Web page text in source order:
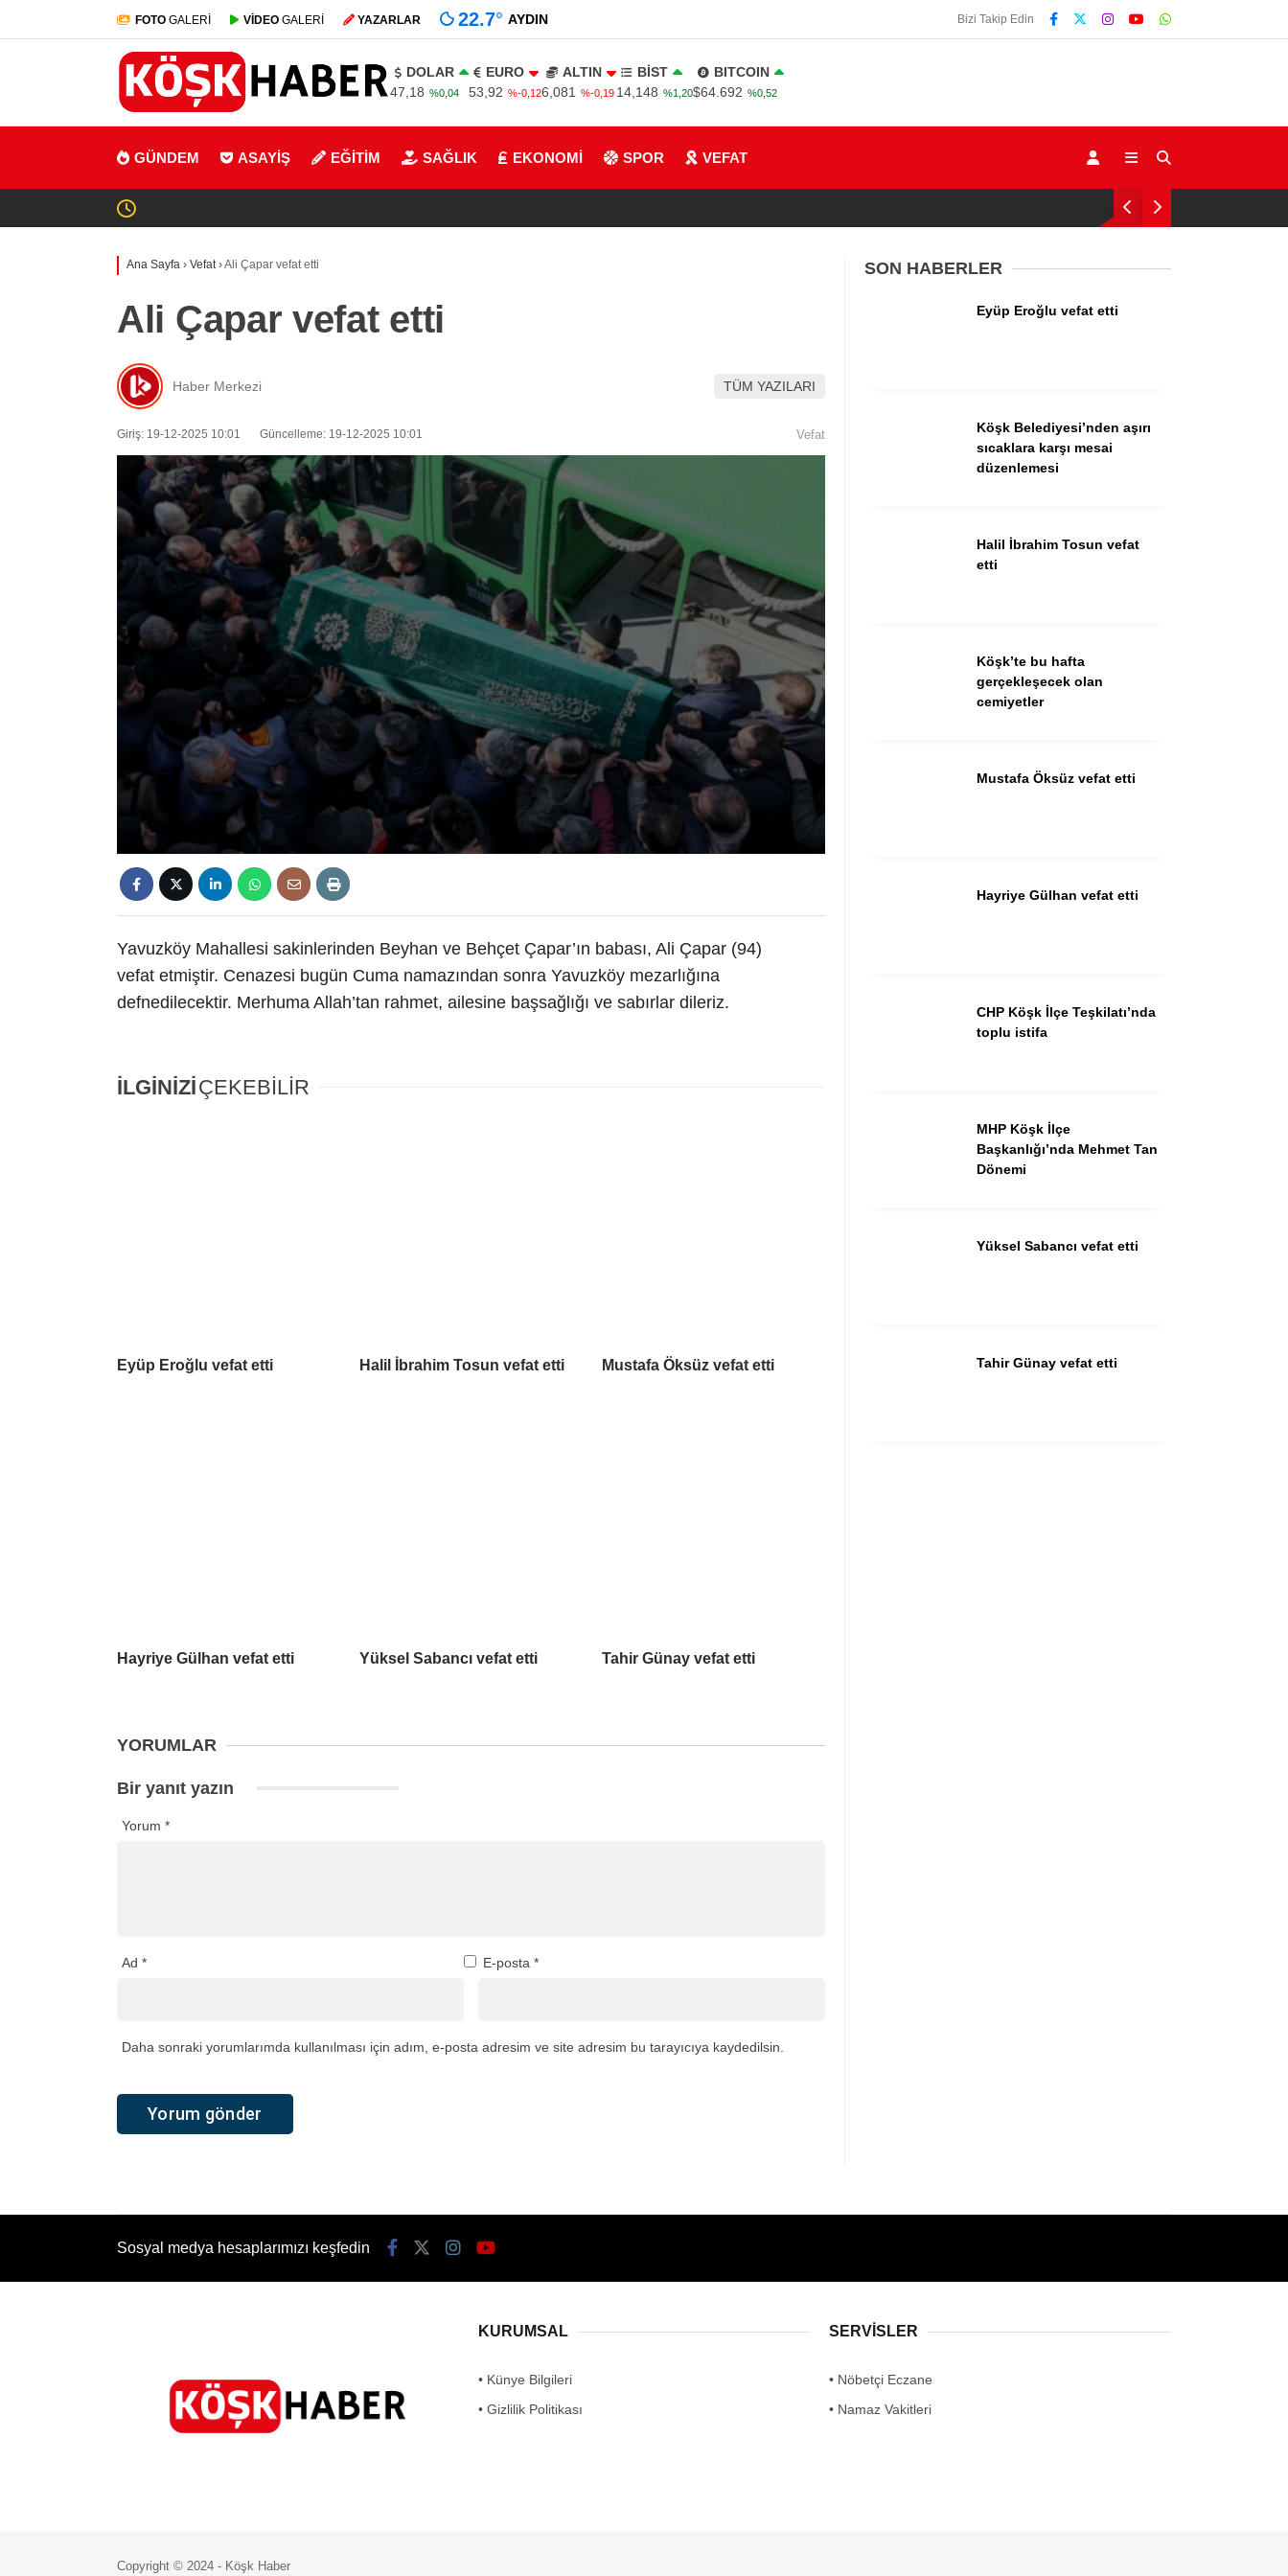
Gündem
Güncel
Sağlık
FOTO GALERİ VİDEO GALERİ YAZARLAR 22.7° AYDIN Bizi Takip Edin
DOLAR
47,18 %0,04
EURO
53,92 %-0,12
ALTIN
6,081
%-0,19
BİST
14,148 %1,20
BITCOIN
$64.692 %0,52
GÜNDEM ASAYİŞ EĞİTİM SAĞLIK EKONOMİ SPOR VEFAT
Ana Sayfa › Vefat›Ali Çapar vefat etti
Ali Çapar vefat etti
Haber Merkezi TÜM YAZILARI
Giriş: 19-12-2025 10:01 Güncelleme: 19-12-2025 10:01 Vefat
Yavuzköy Mahallesi sakinlerinden Beyhan ve Behçet Çapar’ın babası, Ali Çapar (94)
vefat etmiştir. Cenazesi bugün Cuma namazından sonra Yavuzköy mezarlığına
defnedilecektir. Merhuma Allah’tan rahmet, ailesine başsağlığı ve sabırlar dileriz.
İLGİNİZİÇEKEBİLİR
Eyüp Eroğlu vefat etti Halil İbrahim Tosun vefat etti Mustafa Öksüz vefat etti
Hayriye Gülhan vefat etti Yüksel Sabancı vefat etti Tahir Günay vefat etti
YORUMLAR
Bir yanıt yazın
Yorum *
Ad * E-posta *
Daha sonraki yorumlarımda kullanılması için adım, e-posta adresim ve site adresim bu tarayıcıya kaydedilsin.
SON HABERLER
Eyüp Eroğlu vefat etti
Köşk Belediyesi’nden aşırı
sıcaklara karşı mesai
düzenlemesi
Halil İbrahim Tosun vefat
etti
Köşk’te bu hafta
gerçekleşecek olan
cemiyetler
Mustafa Öksüz vefat etti
Hayriye Gülhan vefat etti
CHP Köşk İlçe Teşkilatı’nda
toplu istifa
MHP Köşk İlçe
Başkanlığı’nda Mehmet Tan
Dönemi
Yüksel Sabancı vefat etti
Tahir Günay vefat etti
Sosyal medya hesaplarımızı keşfedin
KURUMSAL
• Künye Bilgileri
• Gizlilik Politikası
SERVİSLER
• Nöbetçi Eczane
• Namaz Vakitleri
Copyright © 2024 - Köşk Haber